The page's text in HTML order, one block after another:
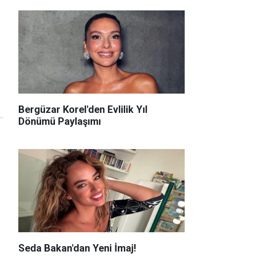
Bergüzar Korel'den Evlilik Yıl
Dönümü Paylaşımı
Seda Bakan'dan Yeni İmaj!